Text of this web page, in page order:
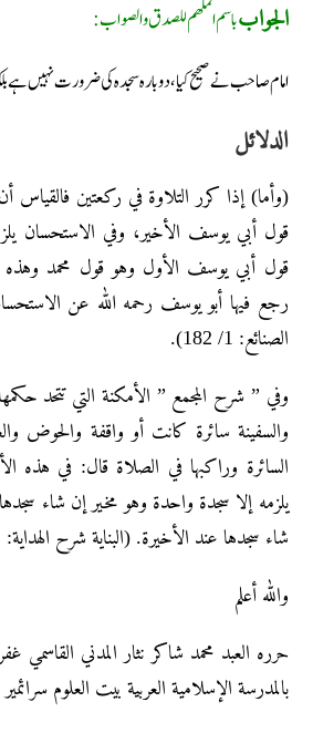
الجوابباسم الملھم للصدق والصواب:
امام صاحب نے صحیح کیا، دوبارہ سجدہ کی ضرورت نہیں ہے
الدلائل
(وأما) إذا كرر التلاوة في ركعتين فالقياس
قول أبي يوسف الأخير، وفي الاستحسان
قول أبي يوسف الأول وهو قول محمد وهذه
رجع فيها أبو يوسف رحمه ﷲ عن الاستحسان
الصنائع: 1/ 182).
وفي ” شرح المجمع ” الأمكنة التي تتحد
والسفينة سائرة كانت أو واقفة والحوض
السائرة وراكبها في الصلاة قال: في هذه
يلزمه إلا سجدة واحدة وهو مخير إن شاء
شاء سجدها عند الأخيرة. (البناية شرح الهداية: 2/ 674-675).
واللہ أعلم
حرره العبد محمد شاکر نثار المدني القاسمي
بالمدرسة الإسلامية العربية بيت العلوم